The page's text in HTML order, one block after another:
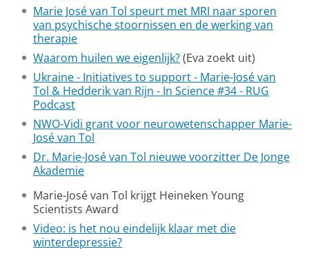
Marie José van Tol speurt met MRI naar sporen
van psychische stoornissen en de werking van
therapie
Waarom huilen we eigenlijk?(Eva zoekt uit)
Ukraine - Initiatives to support - Marie-José van
Tol & Hedderik van Rijn - In Science #34 - RUG
Podcast
NWO-Vidi grant voor neurowetenschapper Marie-
José van Tol
Dr. Marie-José van Tol nieuwe voorzitter De Jonge
Akademie
Marie-José van Tol krijgt Heineken Young
Scientists Award
Video: is het nou eindelijk klaar met die
winterdepressie?